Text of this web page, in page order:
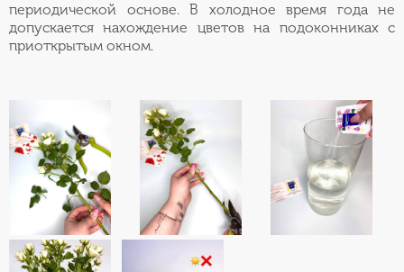
периодической основе. В холодное время года не
допускается нахождение цветов на подоконниках с
приоткрытым окном.